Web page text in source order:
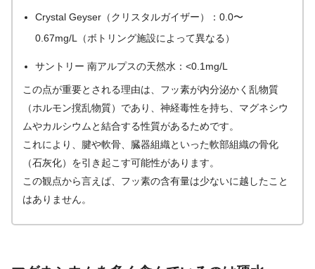
Crystal Geyser（クリスタルガイザー）：0.0〜
0.67mg/L（ボトリング施設によって異なる）
サントリー 南アルプスの天然水：<0.1mg/L
この点が重要とされる理由は、フッ素が内分泌かく乱物質
（ホルモン撹乱物質）であり、神経毒性を持ち、マグネシウ
ムやカルシウムと結合する性質があるためです。
これにより、腱や軟骨、臓器組織といった軟部組織の骨化
（石灰化）を引き起こす可能性があります。
この観点から言えば、フッ素の含有量は少ないに越したこと
はありません。